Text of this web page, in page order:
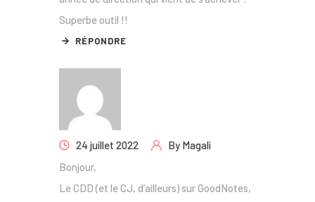
Superbe outil !!
RÉPONDRE
24 juillet 2022 By Magali
Bonjour,
Le CDD (et le CJ, d’ailleurs) sur GoodNotes,